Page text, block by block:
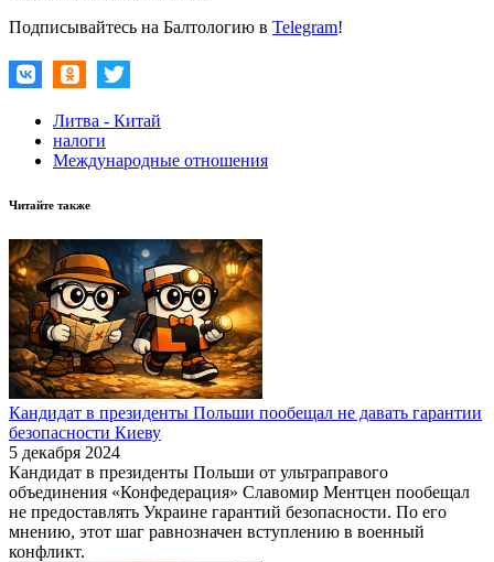
Подписывайтесь на Балтологию в Telegram!
Литва - Китай
налоги
Международные отношения
Читайте также
Кандидат в президенты Польши пообещал не давать гарантии
безопасности Киеву
5 декабря 2024
Кандидат в президенты Польши от ультраправого
объединения «Конфедерация» Славомир Ментцен пообещал
не предоставлять Украине гарантий безопасности. По его
мнению, этот шаг равнозначен вступлению в военный
конфликт.